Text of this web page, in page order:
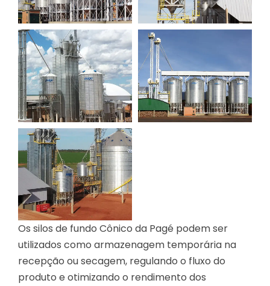
Os silos de fundo Cônico da Pagé podem ser
utilizados como armazenagem temporária na
recepção ou secagem, regulando o fluxo do
produto e otimizando o rendimento dos